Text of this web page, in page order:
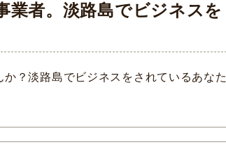
者。淡路島でビジネスを
？淡路島でビジネスをされているあなた